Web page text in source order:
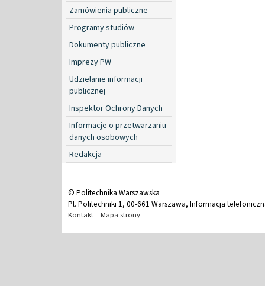
Zamówienia publiczne
Programy studiów
Dokumenty publiczne
Imprezy PW
Udzielanie informacji
publicznej
Inspektor Ochrony Danych
Informacje o przetwarzaniu
danych osobowych
Redakcja
© Politechnika Warszawska
Pl. Politechniki 1, 00-661 Warszawa, Informacja
Kontakt Mapa strony